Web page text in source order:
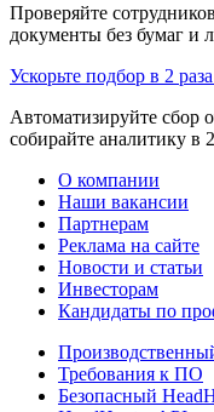
Проверяйте
документы без бумаг и
Ускорьте подбор в 2
Автоматизируйте сбор
собирайте аналитику в
О компании
Наши вакансии
Партнерам
Реклама на сайте
Новости и статьи
Инвесторам
Кандидаты по
Требования к ПО
Безопасный